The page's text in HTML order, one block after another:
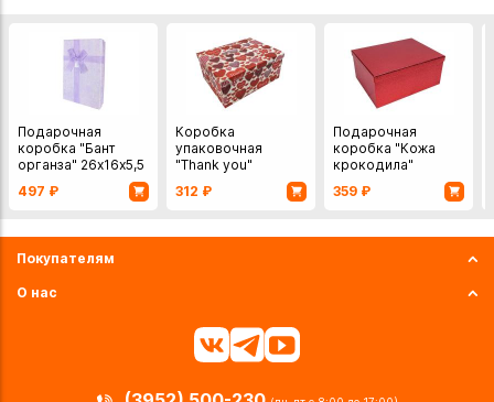
Подарочная
коробка "Бант
органза" 26х16х5,5
497 ₽
Коробка
упаковочная
"Thank you"
312 ₽
Подарочная
коробка "Кожа
крокодила"
красный
359 ₽
Покупателям
О нас